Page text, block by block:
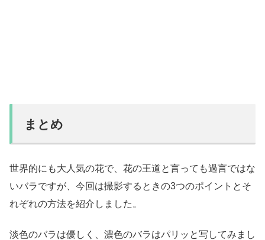
まとめ
世界的にも大人気の花で、花の王道と言っても過言ではな
いバラですが、今回は撮影するときの3つのポイントとそ
れぞれの方法を紹介しました。
淡色のバラは優しく、濃色のバラはパリッと写してみまし